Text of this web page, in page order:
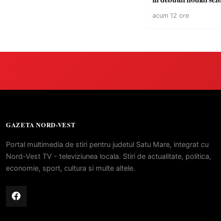
acum 12 ore
GAZETA NORD-VEST
Portal multimedia de stiri pentru judetul Satu Mare, integrat cu
Nord-Vest TV - televiziunea locala. Stiri de actualitate, politica,
economie, sport, cultura si multe altele.